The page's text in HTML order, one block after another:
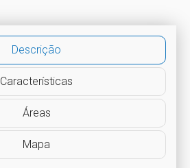
Descrição
Características
Áreas
Mapa